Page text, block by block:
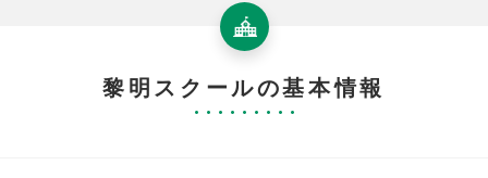
黎明スクールの基本情報